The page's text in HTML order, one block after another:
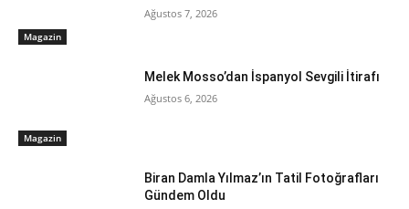
Magazin
Ağustos 7, 2026
Magazin
Melek Mosso’dan İspanyol Sevgili İtirafı
Ağustos 6, 2026
Biran Damla Yılmaz’ın Tatil Fotoğrafları
Gündem Oldu